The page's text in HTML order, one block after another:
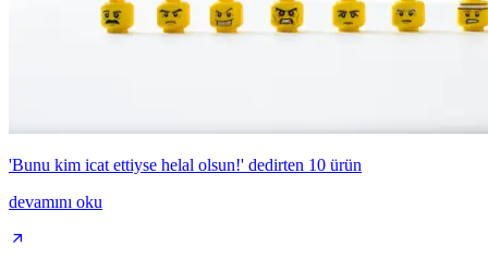
'Bunu kim icat ettiyse helal olsun!' dedirten 10 ürün
devamını oku